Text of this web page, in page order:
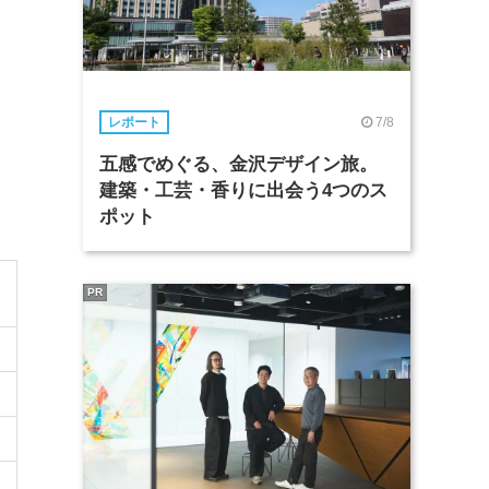
レポート 7/8
五感でめぐる、金沢デザイン旅。
建築・工芸・香りに出会う4つのス
ポット
PR